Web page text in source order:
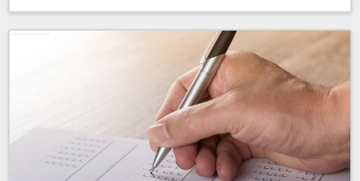
11 Plätze